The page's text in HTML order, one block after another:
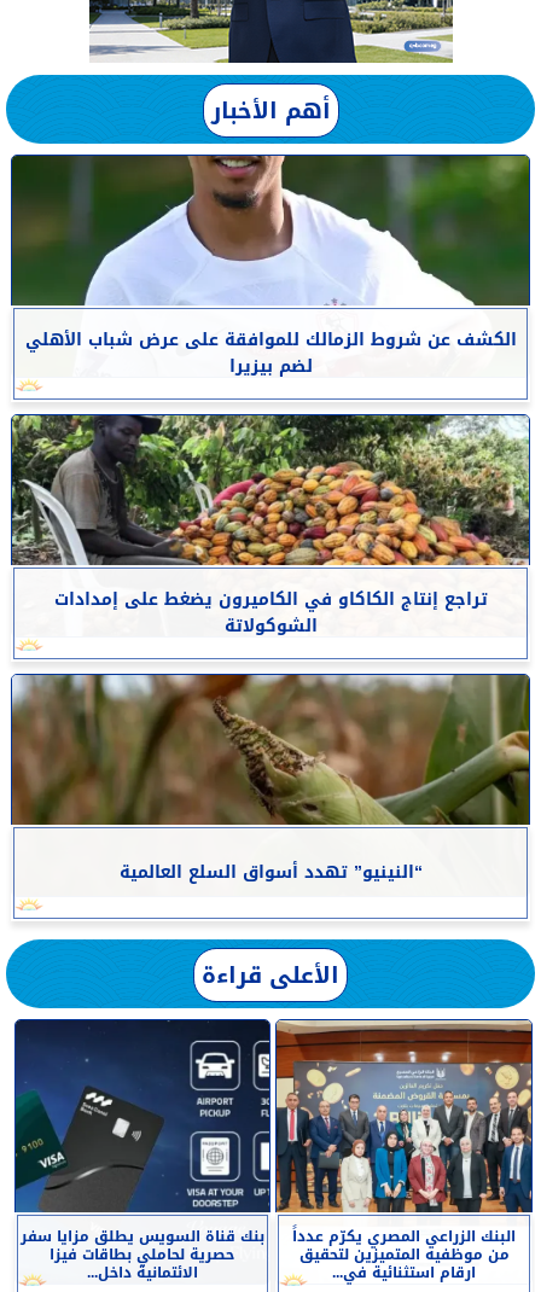
أهم الأخبار
الكشف عن شروط الزمالك للموافقة على عرض شباب الأهلي
لضم بيزيرا
تراجع إنتاج الكاكاو في الكاميرون يضغط على إمدادات
الشوكولاتة
“النينيو” تهدد أسواق السلع العالمية
الأعلى قراءة
البنك الزراعي المصري يكرّم عدداً
من موظفيه المتميزين لتحقيق
ارقام استثنائية في...
بنك قناة السويس يطلق مزايا سفر
حصرية لحاملي بطاقات فيزا
الائتمانية داخل...